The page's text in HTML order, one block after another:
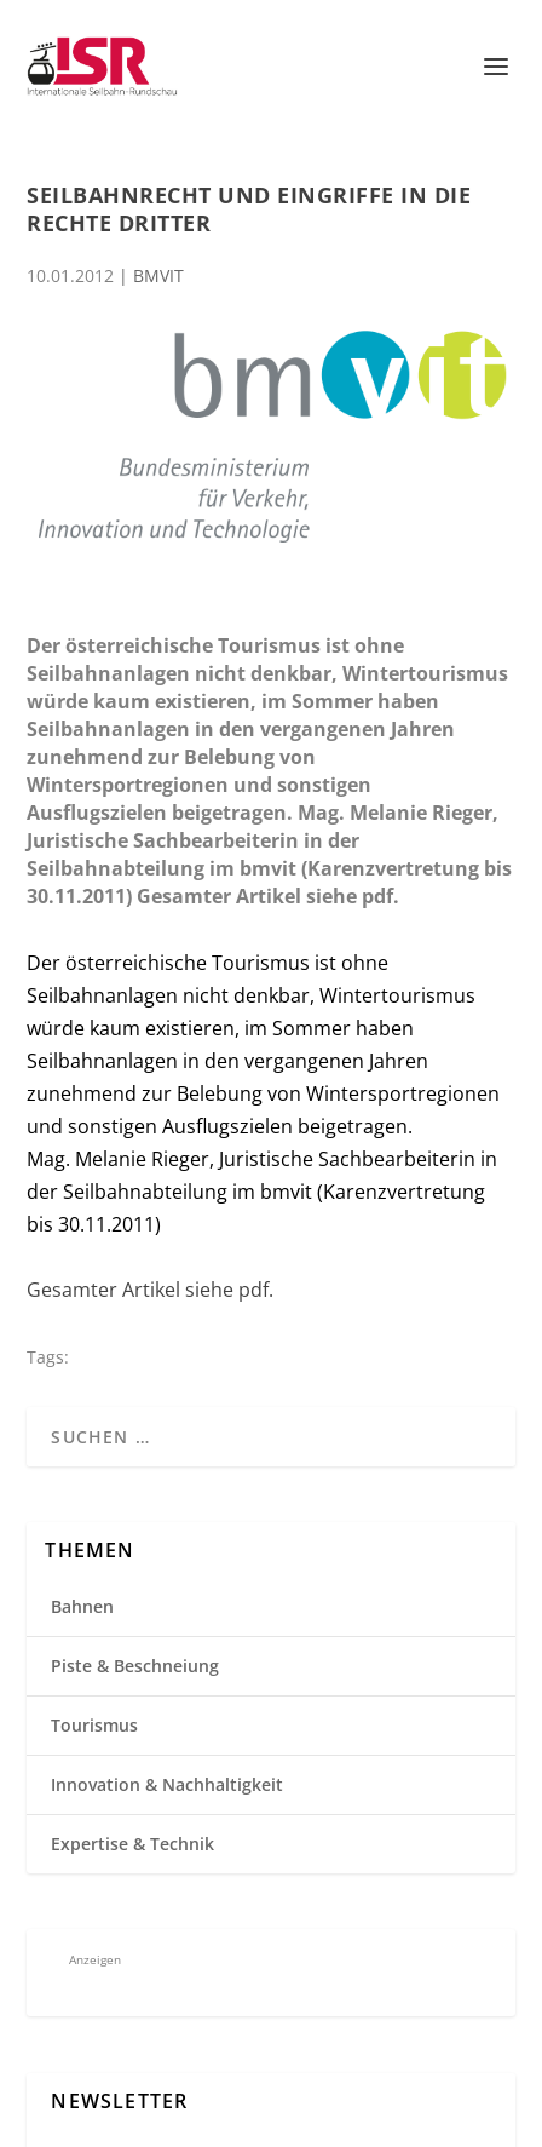
SEILBAHNRECHT UND EINGRIFFE IN DIE
RECHTE DRITTER
10.01.2012 | BMVIT
Der österreichische Tourismus ist ohne
Seilbahnanlagen nicht denkbar, Wintertourismus
würde kaum existieren, im Sommer haben
Seilbahnanlagen in den vergangenen Jahren
zunehmend zur Belebung von
Wintersportregionen und sonstigen
Ausflugszielen beigetragen. Mag. Melanie Rieger,
Juristische Sachbearbeiterin in der
Seilbahnabteilung im bmvit (Karenzvertretung bis
30.11.2011) Gesamter Artikel siehe pdf.
Der österreichische Tourismus ist ohne
Seilbahnanlagen nicht denkbar, Wintertourismus
würde kaum existieren, im Sommer haben
Seilbahnanlagen in den vergangenen Jahren
zunehmend zur Belebung von Wintersportregionen
und sonstigen Ausflugszielen beigetragen.
Mag. Melanie Rieger, Juristische Sachbearbeiterin in
der Seilbahnabteilung im bmvit (Karenzvertretung
bis 30.11.2011)
Gesamter Artikel siehe pdf.
Tags:
THEMEN
Bahnen
Piste & Beschneiung
Tourismus
Innovation & Nachhaltigkeit
Expertise & Technik
Anzeigen
NEWSLETTER